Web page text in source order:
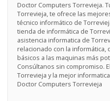
Doctor Computers Torrevieja.
Torrevieja, te ofrece las
técnico informático de
tienda de informática de
asistencia informatica de
relacionado con la
básicos a las maquinas más
Consúltanos sin compromiso.
Torrevieja y la mejor
Doctor Computers Torrevieja